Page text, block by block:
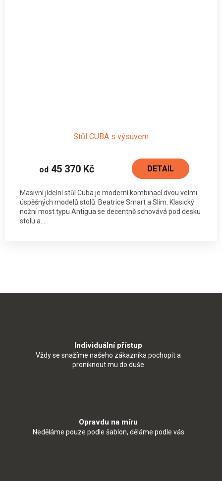
Stůl CUBA s výsuvem
od 45 370 Kč DETAIL
Masivní jídelní stůl Cuba je moderní kombinací dvou velmi
úspěšných modelů stolů: Beatrice Smart a Slim. Klasický
nožní most typu Antigua se decentně schovává pod desku
stolu a...
Individuální přístup
Vždy se snažíme našeho zákazníka pochopit a
proniknout mu do duše
Opravdu na míru
Neděláme pouze podle šablon, děláme podle vás